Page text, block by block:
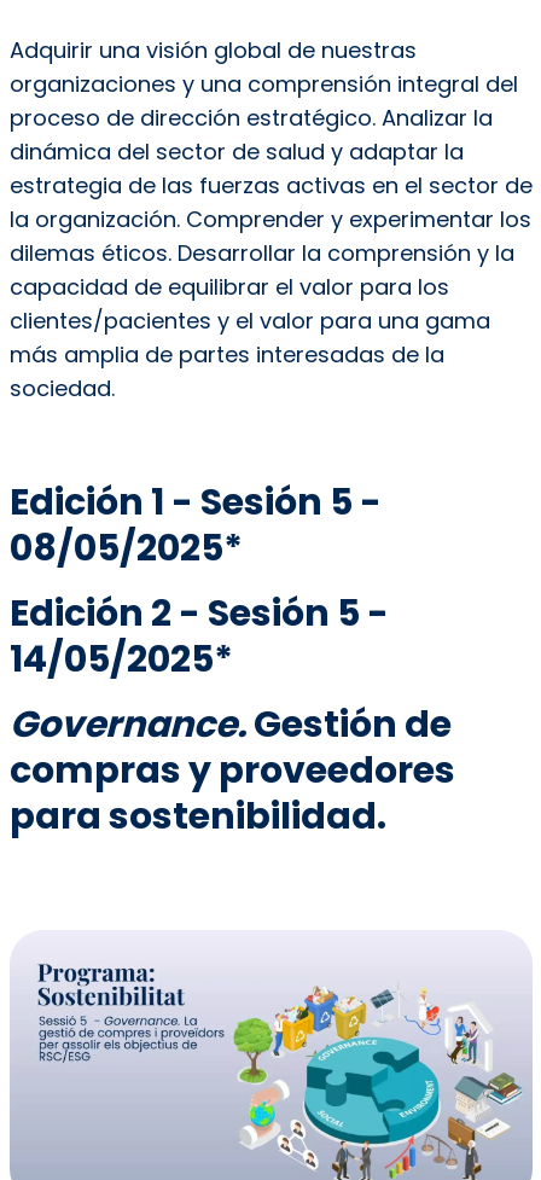
Adquirir una visión global de nuestras
organizaciones y una comprensión integral del
proceso de dirección estratégico. Analizar la
dinámica del sector de salud y adaptar la
estrategia de las fuerzas activas en el sector de
la organización. Comprender y experimentar los
dilemas éticos. Desarrollar la comprensión y la
capacidad de equilibrar el valor para los
clientes/pacientes y el valor para una gama
más amplia de partes interesadas de la
sociedad.
Edición 1 - Sesión 5 -
08/05/2025*
Edición 2 - Sesión 5 -
14/05/2025*
Governance.Gestión de
compras y proveedores
para sostenibilidad.